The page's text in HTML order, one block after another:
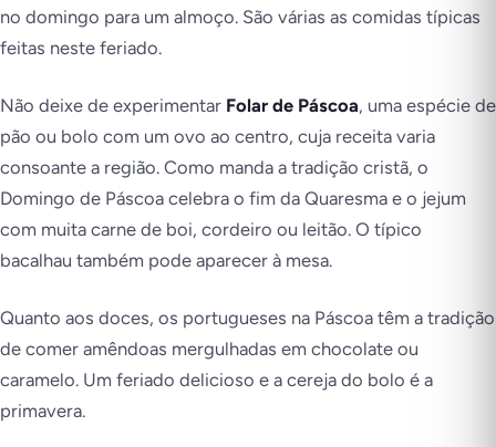
no domingo para um almoço. São várias as comidas típicas
feitas neste feriado.
Não deixe de experimentar Folar de Páscoa, uma espécie de
pão ou bolo com um ovo ao centro, cuja receita varia
consoante a região. Como manda a tradição cristã, o
Domingo de Páscoa celebra o fim da Quaresma e o jejum
com muita carne de boi, cordeiro ou leitão. O típico
bacalhau também pode aparecer à mesa.
Quanto aos doces, os portugueses na Páscoa têm a tradição
de comer amêndoas mergulhadas em chocolate ou
caramelo. Um feriado delicioso e a cereja do bolo é a
primavera.